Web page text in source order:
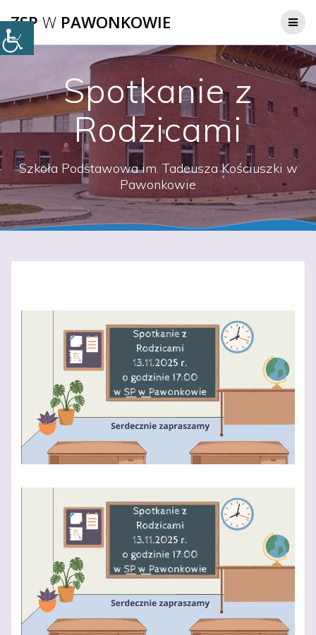
do
ZSP W PAWONKOWIE
Spotkanie z
Rodzicami
Szkoła Podstawowa im. Tadeusza Kościuszki w
Pawonkowie